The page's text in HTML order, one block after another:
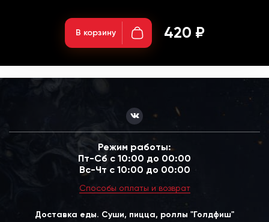
В корзину 420 ₽
Доставка еды. Суши, пицца, роллы "Голдфиш"
Режим работы:
Пт-Сб с 10:00 до 00:00
Вс-Чт с 10:00 до 00:00
Способы оплаты и возврат